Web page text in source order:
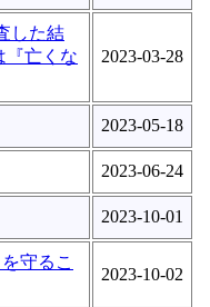
した結
『亡くな
2023-03-28
2023-05-18
2023-06-24
2023-10-01
守るこ
2023-10-02